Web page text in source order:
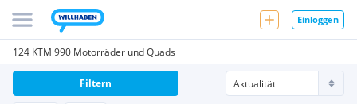
Einloggen
124 KTM 990 Motorräder und Quads
Filtern